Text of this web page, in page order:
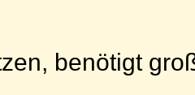
benötigt